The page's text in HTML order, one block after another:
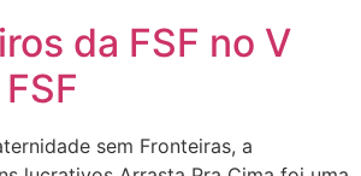
da FSF no V
sem Fronteiras, a